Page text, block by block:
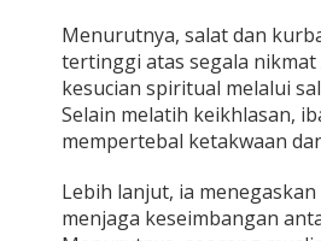
Menurutnya, salat dan
tertinggi atas segala nikmat
kesucian spiritual melalui
Selain melatih keikhlasan,
mempertebal ketakwaan
Lebih lanjut, ia
menjaga keseimbangan